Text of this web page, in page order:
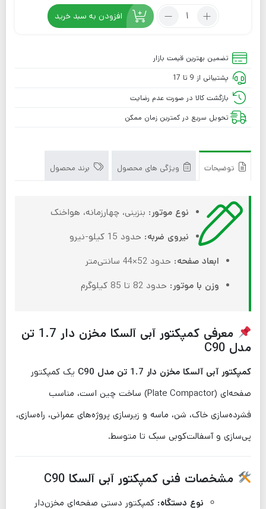
افزودن به سبد خرید
تضمین بهترین قیمت بازار
پشتیبانی از 9 تا 17
بازگشت کالا در صورت عدم رضایت
تحویل سریع در کمترین زمان ممکن
توضیحات ویژگی های محصول برند محصول
نوع موتور: بنزینی، چهارزمانه، هواخنک
نیروی ضربه: حدود 15 کیلو-نیرو
ابعاد صفحه: حدود 52×44 سانتی‌متر
وزن با موتور: حدود 82 تا 85 کیلوگرم
معرفی کمپکتور آبی آلسکا مخزن دار 1.7 تن
مدل C90
کمپکتور آبی آلسکا مخزن دار 1.7 تن مدل C90
یک کمپکتور
صفحه‌ای (Plate Compactor) ساخت چین است، مناسب
فشرده‌سازی خاک، شن، ماسه و زیرسازی پروژه‌های عمرانی، راه‌سازی،
پی‌سازی و آسفالت‌کوبی سبک تا متوسط.
مشخصات فنی کمپکتور آبی آلسکا C90
نوع دستگاه: کمپکتور دستی صفحه‌ای مخزن‌دار